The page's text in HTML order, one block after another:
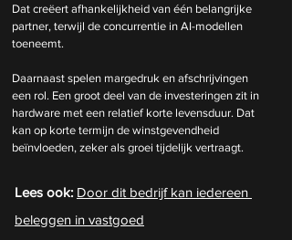
Dat creëert afhankelijkheid van één belangrijke
partner, terwijl de concurrentie in AI-modellen
toeneemt.
Daarnaast spelen margedruk en afschrijvingen
een rol. Een groot deel van de investeringen zit in
hardware met een relatief korte levensduur. Dat
kan op korte termijn de winstgevendheid
beïnvloeden, zeker als groei tijdelijk vertraagt.
Lees ook: Door dit bedrijf kan iedereen
beleggen in vastgoed